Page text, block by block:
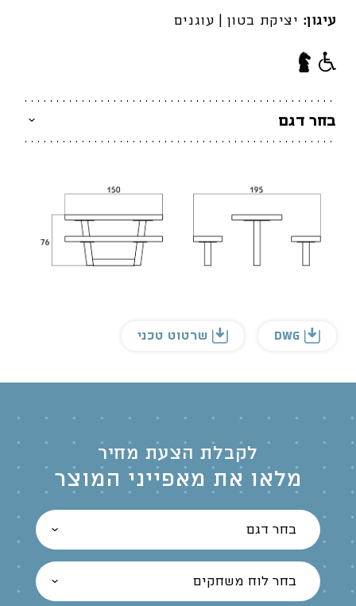
עיגון: יציקת בטון | עוגנים
בחר דגם
DWG שרטוט טכני
לקבלת הצעת מחיר
מלאו את מאפייני המוצר
בחר דגם
בחר לוח משחקים